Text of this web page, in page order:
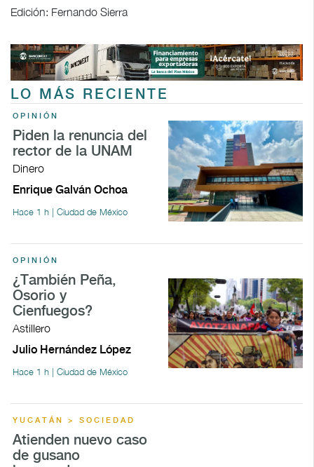
Edición: Fernando Sierra
LO MÁS RECIENTE
OPINIÓN
Piden la renuncia del
rector de la UNAM
Dinero
Enrique Galván Ochoa
Hace 1 h | Ciudad de México
OPINIÓN
¿También Peña,
Osorio y
Cienfuegos?
Astillero
Julio Hernández López
Hace 1 h | Ciudad de México
YUCATÁN > SOCIEDAD
Atienden nuevo caso
de gusano